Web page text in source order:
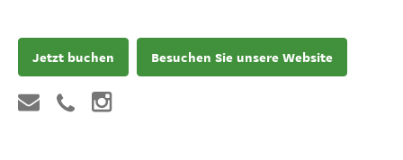
Jetzt buchen Besuchen Sie unsere Website